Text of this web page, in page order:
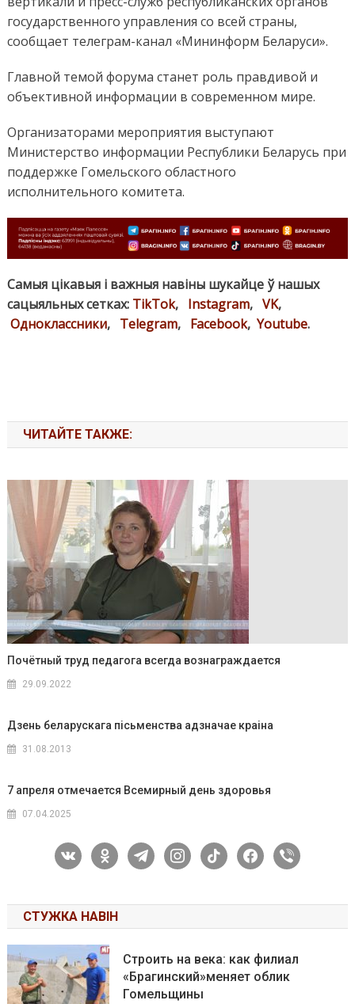
государственного управления со всей страны,
сообщает телеграм-канал «Мининформ Беларуси».
Главной темой форума станет роль правдивой и
объективной информации в современном мире.
Организаторами мероприятия выступают
Министерство информации Республики Беларусь при
поддержке Гомельского областного
исполнительного комитета.
Самыя цікавыя і важныя навіны шукайце ў нашых
сацыяльных сетках: TikTok, Instagram, VK,
Одноклассники, Telegram, Facebook, Youtube.
ЧИТАЙТЕ ТАКЖЕ:
Почётный труд педагога всегда вознаграждается
29.09.2022
Дзень беларускага пісьменства адзначае краіна
31.08.2013
7 апреля отмечается Всемирный день здоровья
07.04.2025
vkontakteodnoklassniki
telegraminstagram
tiktok facebook
viber
СТУЖКА НАВІН
Строить на века: как филиал
«Брагинский»меняет облик
Гомельщины